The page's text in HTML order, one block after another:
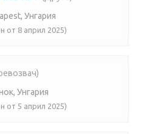
Унгария
от 8 април 2025)
Унгария
от 5 април 2025)